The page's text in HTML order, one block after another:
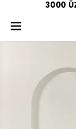
3000